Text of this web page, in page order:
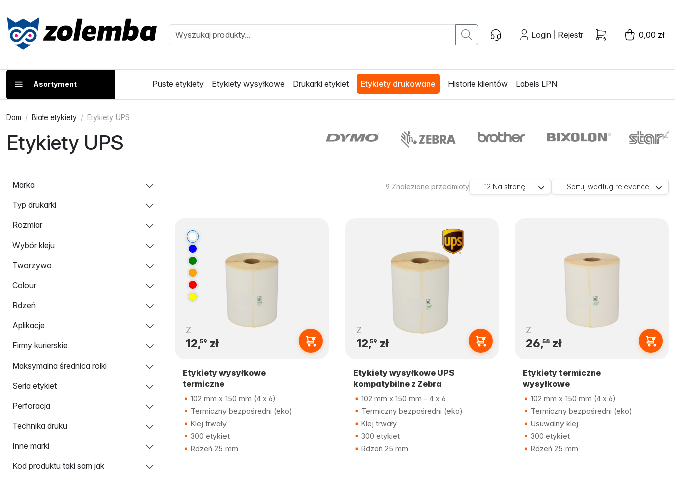
Login Rejestr 0,00 zł
Asortyment Puste etykiety Etykiety wysyłkowe Drukarki etykiet Etykiety drukowane Historie klientów Labels LPN
Dom Białe etykiety Etykiety UPS
Etykiety UPS
Marka
Typ drukarki
Rozmiar
Wybór kleju
Tworzywo
Colour
Rdzeń
Aplikacje
Firmy kurierskie
Maksymalna średnica rolki
Seria etykiet
Perforacja
Technika druku
Inne marki
Kod produktu taki sam jak
9 Znalezione przedmioty 12 Na stronę Sortuj według relevance
Z
12,59 zł
Etykiety wysyłkowe
termiczne
102 mm x 150 mm (4 x 6)
Termiczny bezpośredni (eko)
Klej trwały
300 etykiet
Rdzeń 25 mm
Z
12,59 zł
Etykiety wysyłkowe UPS
kompatybilne z Zebra
102 mm x 150 mm - 4 x 6
Termiczny bezpośredni (eko)
Klej trwały
300 etykiet
Rdzeń 25 mm
Z
26,58zł
Etykiety termiczne
wysyłkowe
102 mm x 150 mm (4 x 6)
Termiczny bezpośredni (eko)
Usuwalny klej
300 etykiet
Rdzeń 25 mm